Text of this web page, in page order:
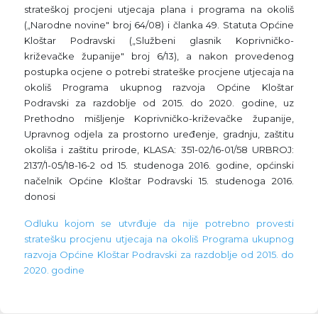
strateškoj procjeni utjecaja plana i programa na okoliš
(„Narodne novine" broj 64/08) i članka 49. Statuta Općine
Kloštar Podravski („Službeni glasnik Koprivničko-
križevačke županije" broj 6/13), a nakon provedenog
postupka ocjene o potrebi strateške procjene utjecaja na
okoliš Programa ukupnog razvoja Općine Kloštar
Podravski za razdoblje od 2015. do 2020. godine, uz
Prethodno mišljenje Koprivničko-križevačke županije,
Upravnog odjela za prostorno uređenje, gradnju, zaštitu
okoliša i zaštitu prirode, KLASA: 351-02/16-01/58 URBROJ:
2137/1-05/18-16-2 od 15. studenoga 2016. godine, općinski
načelnik Općine Kloštar Podravski 15. studenoga 2016.
donosi
Odluku kojom se utvrđuje da nije potrebno provesti
stratešku procjenu utjecaja na okoliš Programa ukupnog
razvoja Općine Kloštar Podravski za razdoblje od 2015. do
2020. godine